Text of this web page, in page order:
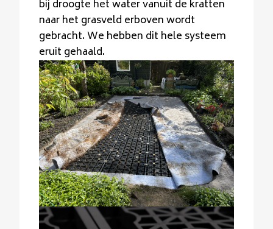
bij droogte het water vanuit de kratten
naar het grasveld erboven wordt
gebracht. We hebben dit hele systeem
eruit gehaald.